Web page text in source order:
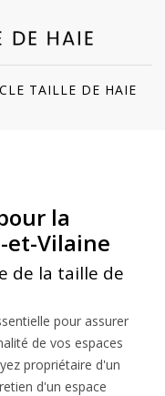
TAILLE DE HAIE
la
et-Vilaine
de la taille de
pour assurer
de vos espaces
propriétaire d'un
d'un espace